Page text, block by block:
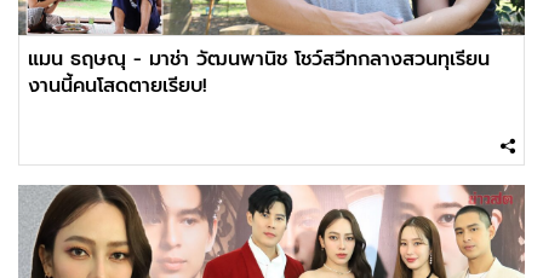
แมน ธฤษณุ - มาช่า วัฒนพานิช โชว์สวีทกลางสวนทุเรียน
งานนี้คนโสดตายเรียบ!